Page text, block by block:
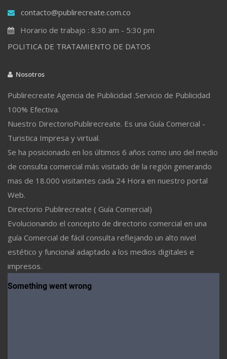
contacto@publirecreate.com.co
Horario de trabajo : 8:30 am - 5:30 pm
POLITICA DE TRATAMIENTO DE DATOS
Nosotros
Publirecreate Agencia de Publicidad .Servicio de Publicidad
100% Efectiva.
Nuestro DirectorioPublirecreate. Es una Guía Comercial -
Turistica Impresa y virtual.
Se ha posicionado en los últimos 6 años como uno del medio
de consulta comercial más visitado de la región generando
mas de 18.000 visitantes cada 24 Hora en nuestro portal
Web.
Directorio Publirecreate ( Guía Comercial)
Evolucionando el concepto de directorio comercial en una
guía Comercial de fácil consulta reflejando un alto nivel
estético y funcional adaptado a los medios digitales e
impresos.